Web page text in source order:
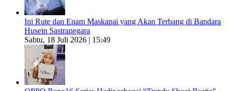
Ini Rute dan Enam Maskapai yang Akan Terbang di Bandara
Husein Sastranegara
Sabtu, 18 Juli 2026 | 15:49